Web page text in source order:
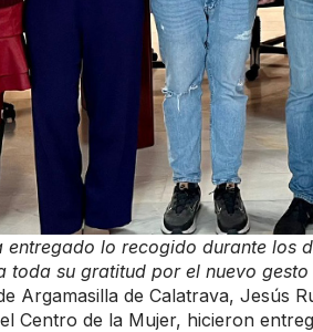
entregado lo recogido durante los
toda su gratitud por el nuevo
Argamasilla de Calatrava, Jesús
Centro de la Mujer, hicieron